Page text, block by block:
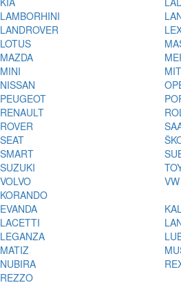
LAMBORHINI
LANDROVER
LOTUS
MAZDA
MINI
NISSAN
PEUGEOT
RENAULT
ROVER
SEAT
SMART
SUZUKI
VOLVO
VW
KORANDO
EVANDA
LACETTI
LEGANZA
MATIZ
NUBIRA
REZZO